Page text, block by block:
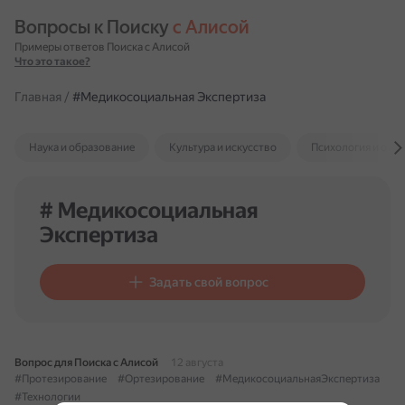
Вопросы к Поиску с Алисой
Примеры ответов Поиска с Алисой
Что это такое?
Главная / #Медикосоциальная Экспертиза
Наука и образование Культура и искусство Психология и
# Медикосоциальная
Экспертиза
Задать свой вопрос
Вопрос для Поиска с Алисой
12 августа
#Протезирование
#Ортезирование
#МедикосоциальнаяЭкспертиза
#Технологии